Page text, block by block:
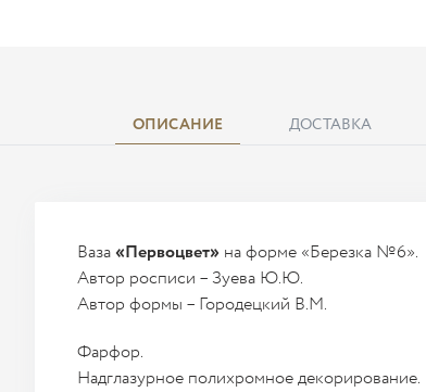
ОПИСАНИЕ ДОСТАВКА
Ваза«Первоцвет» на форме «Березка №6».
Автор росписи – Зуева Ю.Ю.
Автор формы – Городецкий В.М.
Фарфор.
Надглазурное полихромное декорирование.